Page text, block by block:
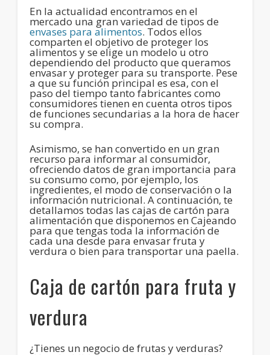
En la actualidad encontramos en el
mercado una gran variedad de tipos de
envases para alimentos. Todos ellos
comparten el objetivo de proteger los
alimentos y se elige un modelo u otro
dependiendo del producto que queramos
envasar y proteger para su transporte. Pese
a que su función principal es esa, con el
paso del tiempo tanto fabricantes como
consumidores tienen en cuenta otros tipos
de funciones secundarias a la hora de hacer
su compra.
Asimismo, se han convertido en un gran
recurso para informar al consumidor,
ofreciendo datos de gran importancia para
su consumo como, por ejemplo, los
ingredientes, el modo de conservación o la
información nutricional. A continuación, te
detallamos todas las cajas de cartón para
alimentación que disponemos en Cajeando
para que tengas toda la información de
cada una desde para envasar fruta y
verdura o bien para transportar una paella.
Caja de cartón para fruta y
verdura
¿Tienes un negocio de frutas y verduras?